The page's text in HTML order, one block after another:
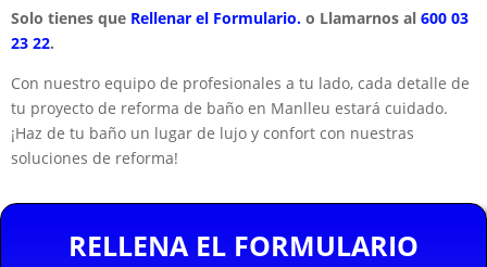
Solo tienes que Rellenar el Formulario. o Llamarnos al 600 03
23 22.
Con nuestro equipo de profesionales a tu lado, cada detalle de
tu proyecto de reforma de baño en Manlleu estará cuidado.
¡Haz de tu baño un lugar de lujo y confort con nuestras
soluciones de reforma!
RELLENA EL FORMULARIO